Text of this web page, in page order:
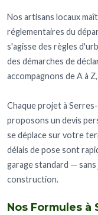
Nos artisans locaux
réglementaires du
s'agisse des règles
des démarches de
accompagnons de A à
Chaque projet à
proposons un devis
se déplace sur votre
délais de pose sont
garage standard — sans
construction.
Nos Formules à